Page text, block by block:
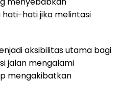
hati jika melintasi
aksibilitas utama bagi
jalan mengalami
mengakibatkan